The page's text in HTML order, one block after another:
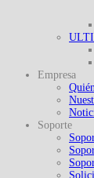
Empresa
Soporte